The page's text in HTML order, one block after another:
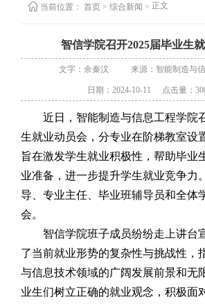
当前位置： 首页 > 综合新闻 > 正文
智信学院召开2025届毕业生
文字：余秦汉 来源：智能制造与
日期：2024-10-11 点击量：
近日，智能制造与信息工程学院
生就业动员会，分专业在阶梯教室设
旨在激发学生就业积极性，帮助毕业
业准备，进一步提升学生就业竞争力。
导、专业主任、毕业班辅导员和全体
会。
智信学院班子成员纷纷走上讲台
了当前就业形势的复杂性与挑战性，
与信息技术领域的广阔发展前景和无
业生们树立正确的就业观念，积极面